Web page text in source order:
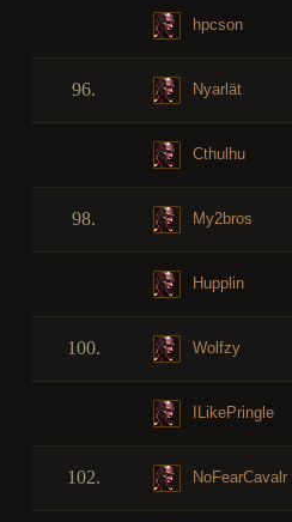
hpcson
96. Nyarlät
Cthulhu
98. My2bros
Hupplin
100. Wolfzy
ILikePringle
102. NoFearCavalr